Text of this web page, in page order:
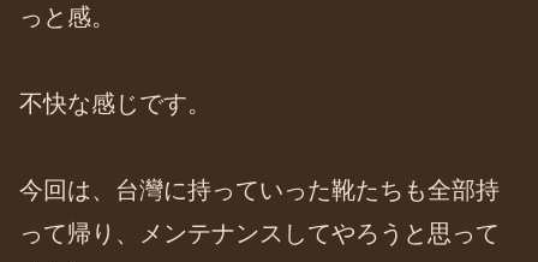
っと感。
不快な感じです。
今回は、台灣に持っていった靴たちも全部持
って帰り、メンテナンスしてやろうと思って